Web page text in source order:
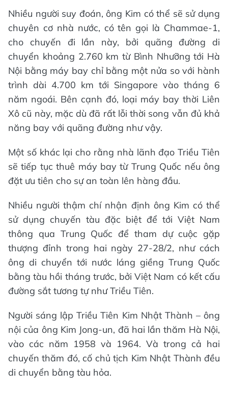
Nhiều người suy đoán, ông Kim có thể sẽ sử dụng
chuyên cơ nhà nước, có tên gọi là Chammae-1,
cho chuyến đi lần này, bởi quãng đường di
chuyển khoảng 2.760 km từ Bình Nhưỡng tới Hà
Nội bằng máy bay chỉ bằng một nửa so với hành
trình dài 4.700 km tới Singapore vào tháng 6
năm ngoái. Bên cạnh đó, loại máy bay thời Liên
Xô cũ này, mặc dù đã rất lỗi thời song vẫn đủ khả
năng bay với quãng đường như vậy.
Một số khác lại cho rằng nhà lãnh đạo Triều Tiên
sẽ tiếp tục thuê máy bay từ Trung Quốc nếu ông
đặt ưu tiên cho sự an toàn lên hàng đầu.
Nhiều người thậm chí nhận định ông Kim có thể
sử dụng chuyến tàu đặc biệt để tới Việt Nam
thông qua Trung Quốc để tham dự cuộc gặp
thượng đỉnh trong hai ngày 27-28/2, như cách
ông di chuyển tới nước láng giềng Trung Quốc
bằng tàu hồi tháng trước, bởi Việt Nam có kết cấu
đường sắt tương tự như Triều Tiên.
Người sáng lập Triều Tiên Kim Nhật Thành – ông
nội của ông Kim Jong-un, đã hai lần thăm Hà Nội,
vào các năm 1958 và 1964. Và trong cả hai
chuyến thăm đó, cố chủ tịch Kim Nhật Thành đều
di chuyển bằng tàu hỏa.